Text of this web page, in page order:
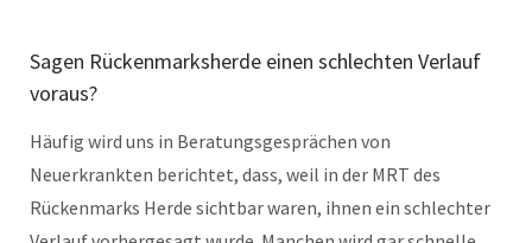
Sagen Rückenmarksherde einen schlechten Verlauf
voraus?
Häufig wird uns in Beratungsgesprächen von
Neuerkrankten berichtet, dass, weil in der MRT des
Rückenmarks Herde sichtbar waren, ihnen ein schlechter